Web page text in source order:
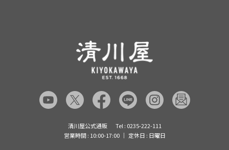
よくあるご質問（FAQ）
あんしんの品質保証について（産直品）
品質保証について（通常品）
清川屋のレビューを見る
清川屋公式通販
Tel : 0235-222-111
営業時間 : 10:00-17:00
定休日 : 日曜日